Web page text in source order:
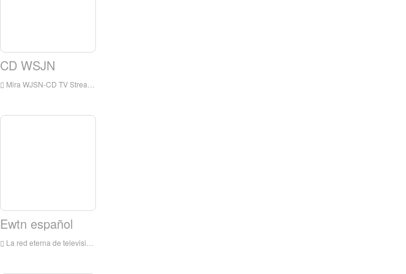
CD WSJN
Mira WJSN-CD TV Streaming en vivo en línea, WJSN-CD TV Streaming en vivo, WSJN-CD TV es una estación de televisión en USA
Ewtn español
La red eterna de televisión de la palabra, más comúnmente conocida por su inicialista EWTN, es una red de televisión por cable básica estadounidense que presenta la programación temática católica del reloj.